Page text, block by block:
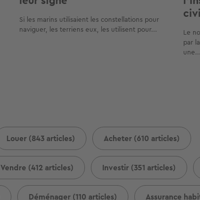
Si les marins utilisaient les constellations pour
naviguer, les terriens eux, les utilisent pour...
Le
par
une...
Louer (843 articles) Acheter (610 articles)
Vendre (412 articles) Investir (351 articles)
Déménager (110 articles) Assurance